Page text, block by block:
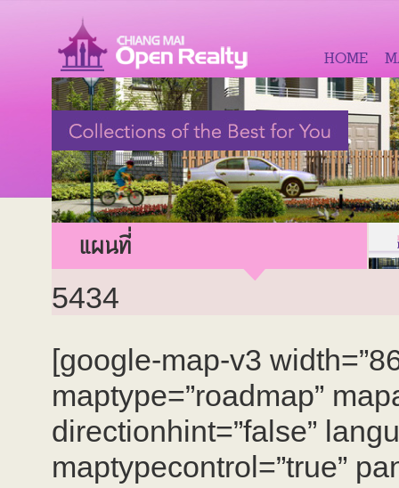
HOME
แผนที่
5434
[google-map-v3
maptype=”roadmap”
directionhint=”false”
maptypecontrol=”true”